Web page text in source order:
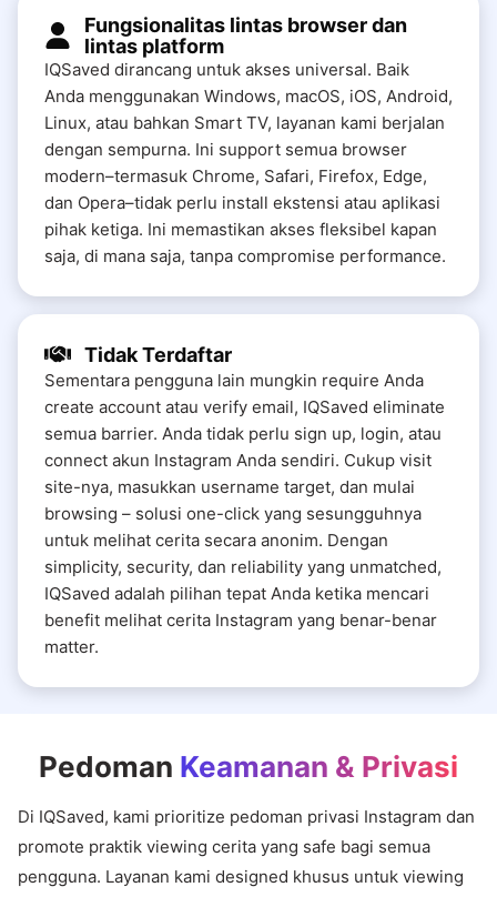
Fungsionalitas lintas browser dan
lintas platform
IQSaved dirancang untuk akses universal. Baik
Anda menggunakan Windows, macOS, iOS, Android,
Linux, atau bahkan Smart TV, layanan kami berjalan
dengan sempurna. Ini support semua browser
modern–termasuk Chrome, Safari, Firefox, Edge,
dan Opera–tidak perlu install ekstensi atau aplikasi
pihak ketiga. Ini memastikan akses fleksibel kapan
saja, di mana saja, tanpa compromise performance.
Tidak Terdaftar
Sementara pengguna lain mungkin require Anda
create account atau verify email, IQSaved eliminate
semua barrier. Anda tidak perlu sign up, login, atau
connect akun Instagram Anda sendiri. Cukup visit
site-nya, masukkan username target, dan mulai
browsing – solusi one-click yang sesungguhnya
untuk melihat cerita secara anonim. Dengan
simplicity, security, dan reliability yang unmatched,
IQSaved adalah pilihan tepat Anda ketika mencari
benefit melihat cerita Instagram yang benar-benar
matter.
Pedoman Keamanan & Privasi
Di IQSaved, kami prioritize pedoman privasi Instagram dan
promote praktik viewing cerita yang safe bagi semua
pengguna. Layanan kami designed khusus untuk viewing